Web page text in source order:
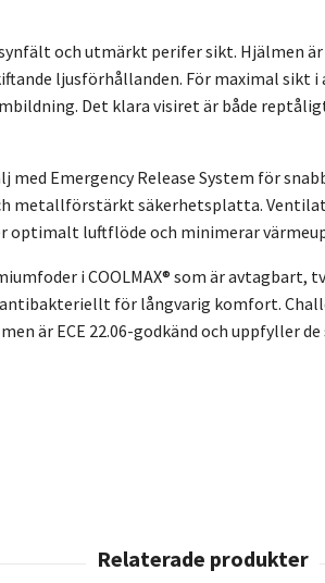
och utmärkt perifer sikt. Hjälmen
ljusförhållanden. För maximal sikt i
Det klara visiret är både
Emergency Release System för
metallförstärkt säkerhetsplatta.
optimalt luftflöde och minimerar
i COOLMAX® som är
för långvarig komfort.
är ECE 22.06-godkänd och uppfyller